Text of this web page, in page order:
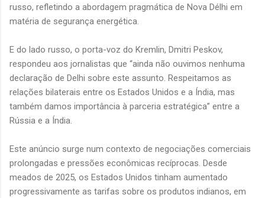
russo, refletindo a abordagem pragmática de Nova Délhi em
matéria de segurança energética.
E do lado russo, o porta-voz do Kremlin, Dmitri Peskov,
respondeu aos jornalistas que “ainda não ouvimos nenhuma
declaração de Delhi sobre este assunto. Respeitamos as
relações bilaterais entre os Estados Unidos e a Índia, mas
também damos importância à parceria estratégica” entre a
Rússia e a Índia.
Este anúncio surge num contexto de negociações comerciais
prolongadas e pressões econômicas recíprocas. Desde
meados de 2025, os Estados Unidos tinham aumentado
progressivamente as tarifas sobre os produtos indianos, em